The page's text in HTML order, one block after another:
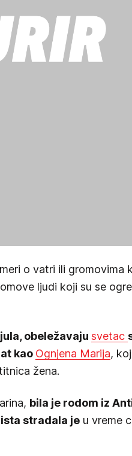
o vatri ili gromovima
ljudi koji su se
obeležavaju svetac
kao Ognjena Marija,
žena.
bila je rodom iz
stradala je u vreme